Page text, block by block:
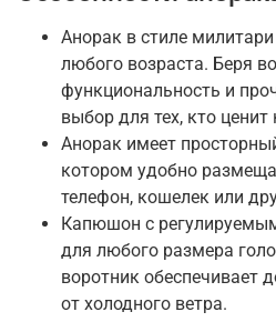
Анорак в стиле
любого возраста. Беря
функциональность и
выбор для тех, кто
Анорак имеет
котором удобно
телефон, кошелек или
Капюшон с
для любого размера
воротник обеспечивает
от холодного ветра.